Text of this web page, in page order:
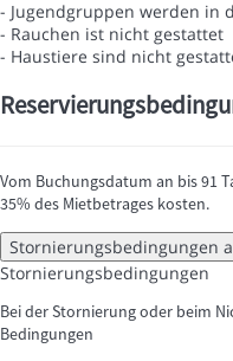
- Jugendgruppen werden in
- Rauchen ist nicht gestattet
- Haustiere sind nicht
Vom Buchungsdatum an bis 91
35% des Mietbetrages kosten.
Stornierungsbedingungen
Stornierungsbedingungen
Bei der Stornierung oder beim
Bedingungen